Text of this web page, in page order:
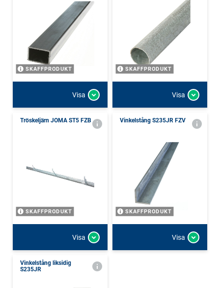
SKAFFPRODUKT
Visa
SKAFFPRODUKT
Visa
Tröskeljärn JOMA ST5 FZB
SKAFFPRODUKT
Visa
Vinkelstång S235JR FZV
SKAFFPRODUKT
Visa
Vinkelstång liksidig
S235JR